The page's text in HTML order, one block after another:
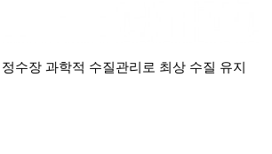
수장 과학적 수질관리로 최상 수질 유지